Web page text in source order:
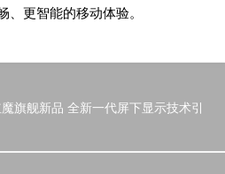
更智能的移动体验。
旗舰新品 全新一代屏下显示技术引